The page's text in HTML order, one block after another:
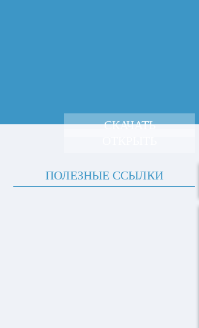
СКАЧАТЬ
ПОЛЕЗНЫЕ ССЫЛКИ